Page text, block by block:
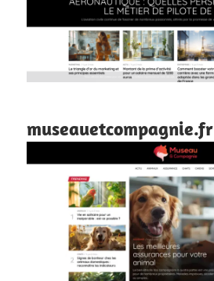
museauetcompagnie.fr